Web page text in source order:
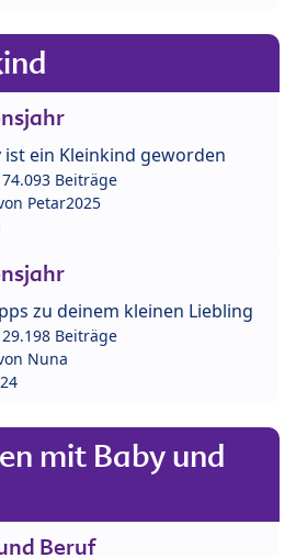
ist ein Kleinkind geworden
Beiträge
Petar2025
zu deinem kleinen Liebling
Beiträge
Nuna
mit Baby und
Beruf